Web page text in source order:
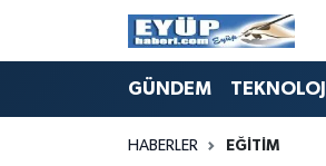
GÜNDEM TEKNOLOJİ
HABERLER EĞİTİM